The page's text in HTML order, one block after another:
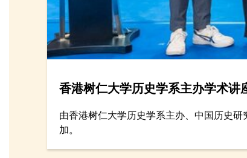
香港树仁大学历史学系主办学术讲
由香港树仁大学历史学系主办、中国历史
加。